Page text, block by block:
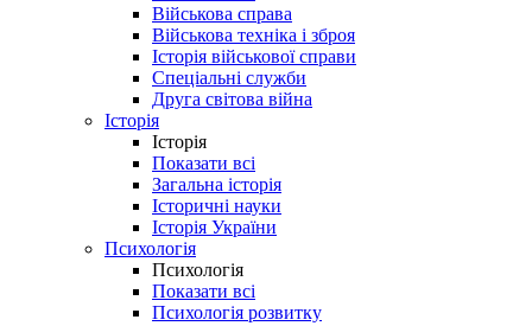
Військова справа
Військова техніка і зброя
Історія військової справи
Спеціальні служби
Друга світова війна
Історія
Історія
Показати всі
Загальна історія
Історичні науки
Історія України
Психологія
Психологія
Показати всі
Психологія розвитку